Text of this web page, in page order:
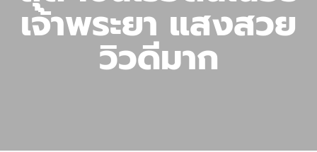
เจ้าพระยา แสงสวย
วิวดีมาก